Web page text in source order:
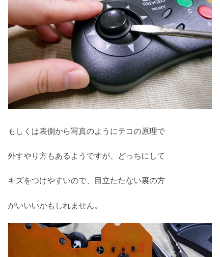
もしくは表側から写真のようにテコの原理で
外すやり方もあるようですが、どっちにして
キズをつけやすいので、目立たたない裏の方
がいいいかもしれません。